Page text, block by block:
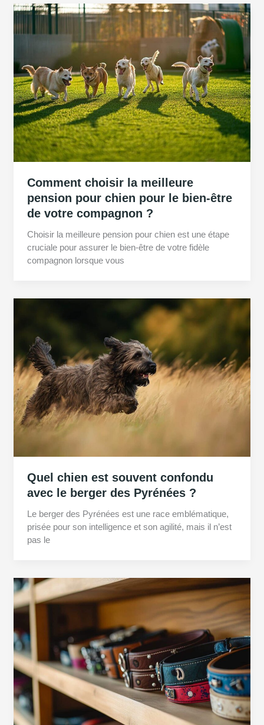
Comment choisir la meilleure
pension pour chien pour le bien-être
de votre compagnon ?
Choisir la meilleure pension pour chien est une étape
cruciale pour assurer le bien-être de votre fidèle
compagnon lorsque vous
Quel chien est souvent confondu
avec le berger des Pyrénées ?
Le berger des Pyrénées est une race emblématique,
prisée pour son intelligence et son agilité, mais il n’est
pas le